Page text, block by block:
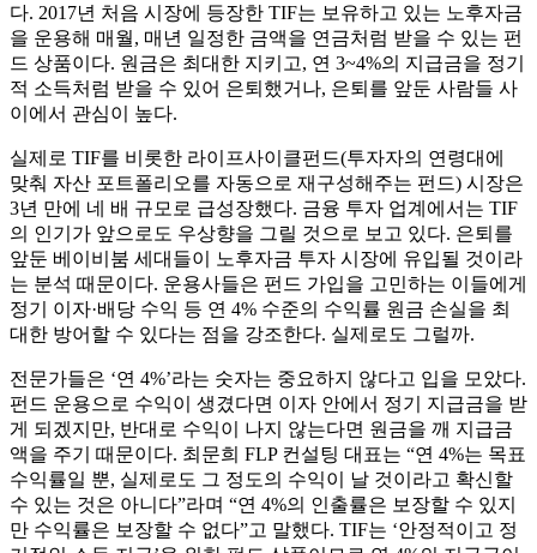
다. 2017년 처음 시장에 등장한 TIF는 보유하고 있는 노후자금
을 운용해 매월, 매년 일정한 금액을 연금처럼 받을 수 있는 펀
드 상품이다. 원금은 최대한 지키고, 연 3~4%의 지급금을 정기
적 소득처럼 받을 수 있어 은퇴했거나, 은퇴를 앞둔 사람들 사
이에서 관심이 높다.
실제로 TIF를 비롯한 라이프사이클펀드(투자자의 연령대에
맞춰 자산 포트폴리오를 자동으로 재구성해주는 펀드) 시장은
3년 만에 네 배 규모로 급성장했다. 금융 투자 업계에서는 TIF
의 인기가 앞으로도 우상향을 그릴 것으로 보고 있다. 은퇴를
앞둔 베이비붐 세대들이 노후자금 투자 시장에 유입될 것이라
는 분석 때문이다. 운용사들은 펀드 가입을 고민하는 이들에게
정기 이자·배당 수익 등 연 4% 수준의 수익률 원금 손실을 최
대한 방어할 수 있다는 점을 강조한다. 실제로도 그럴까.
전문가들은 ‘연 4%’라는 숫자는 중요하지 않다고 입을 모았다.
펀드 운용으로 수익이 생겼다면 이자 안에서 정기 지급금을 받
게 되겠지만, 반대로 수익이 나지 않는다면 원금을 깨 지급금
액을 주기 때문이다. 최문희 FLP 컨설팅 대표는 “연 4%는 목표
수익률일 뿐, 실제로도 그 정도의 수익이 날 것이라고 확신할
수 있는 것은 아니다”라며 “연 4%의 인출률은 보장할 수 있지
만 수익률은 보장할 수 없다”고 말했다. TIF는 ‘안정적이고 정